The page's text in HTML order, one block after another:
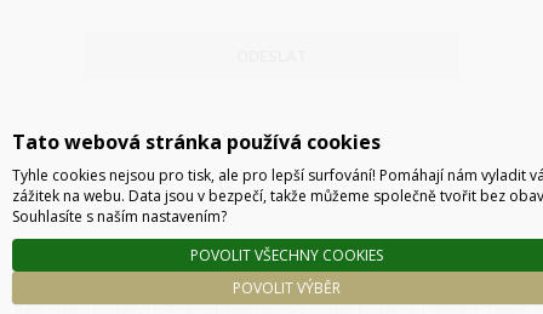
Technické řešení © 2026 CyberSoft s.r.o.
Tato webová stránka používá cookies
Tyhle cookies nejsou pro tisk, ale pro lepší surfování! Pomáhají nám vyladit
zážitek na webu. Data jsou v bezpečí, takže můžeme společně tvořit bez
Souhlasíte s naším nastavením?
POVOLIT VÝBĚR
POVOLIT VŠECHNY COOKIES